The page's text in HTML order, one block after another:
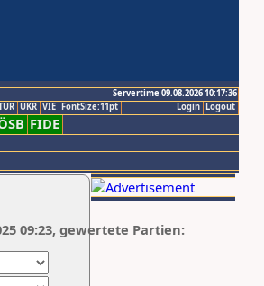
Servertime 09.08.2026 10:17:36
Logout
Login
UKR VIE FontSize:11pt
FIDE
09:23, gewertete Partien: